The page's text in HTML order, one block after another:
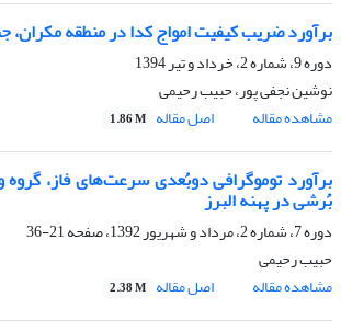
برآورد ضریب کیفیت امواج کدا در منطقه
دوره 9، شماره 2، خرداد و تیر 1394
نوشین نجفی پور، حبیب رحیمی
مشاهده مقاله
اصل مقاله 1.86 M
برآورد توموگرافی دوبُعدی سرعت‌های فاز،
بُرشی در پهنه البرز
دوره 7، شماره 2، مرداد و شهریور 1392، صفحه
21-36
حبیب رحیمی
مشاهده مقاله
اصل مقاله 2.38 M